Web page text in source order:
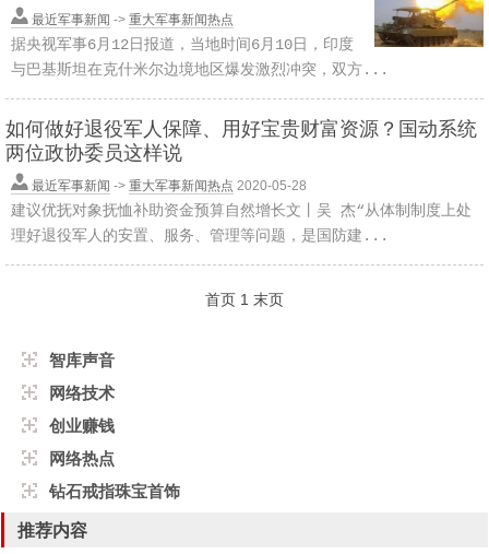
最近军事新闻 -> 重大军事新闻热点
据央视军事6月12日报道，当地时间6月10日，印度
与巴基斯坦在克什米尔边境地区爆发激烈冲突，双方...
如何做好退役军人保障、用好宝贵财富资源？国动系统
两位政协委员这样说
最近军事新闻 -> 重大军事新闻热点 2020-05-28
建议优抚对象抚恤补助资金预算自然增长文丨吴 杰“从体制制度上处
理好退役军人的安置、服务、管理等问题，是国防建...
首页 1 末页
智库声音
网络技术
创业赚钱
网络热点
钻石戒指珠宝首饰
推荐内容